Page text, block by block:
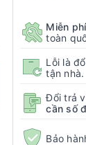
Miễn phí
toàn
Lỗi là
tận nhà.
Đổi trả
cần số
Bảo